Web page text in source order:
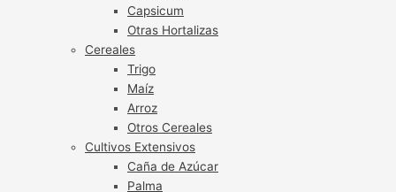
Capsicum
Otras Hortalizas
Cereales
Trigo
Maíz
Arroz
Otros Cereales
Cultivos Extensivos
Caña de Azúcar
Palma